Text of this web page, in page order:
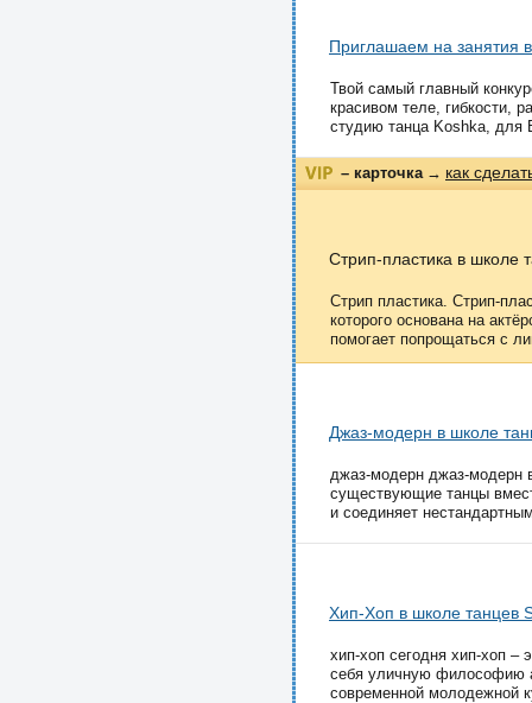
Приглашаем на занятия
Твой самый главный
красивом теле, гибкости,
студию танца Koshka, для
– карточка → как
Стрип-пластика в школе
Стрип пластика. Стрип-
которого основана на
помогает попрощаться с
Джаз-модерн в школе
джаз-модерн джаз-модерн
существующие танцы
и соединяет
Хип-Хоп в школе танцев
хип-хоп сегодня хип-хоп
себя уличную философию
современной молодежной